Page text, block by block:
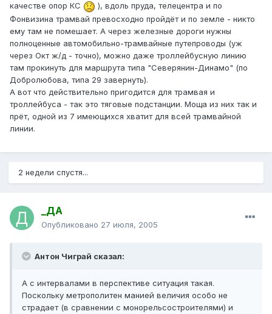
качестве опор КС
), вдоль пруда, телецентра и по
Фонвизина трамвай превосходно пройдёт и по земле - никто
ему там не помешает. А через железные дороги нужны
полноценные автомобильно-трамвайные путепроводы (уж
через Окт ж/д - точно), можно даже троллейбусную линию
там прокинуть для маршрута типа "Северянин-Динамо" (по
Добролюбова, типа 29 завернуть).
А вот что действительно пригодится для трамвая и
троллейбуса - так это тяговые подстанции. Моща из них так и
прёт, одной из 7 имеющихся хватит для всей трамвайной
линии.
2 недели спустя...
_ДА
Опубликовано 27 июля, 2005
Антон Чиграй сказал:
А с интервалами в перспективе ситуация такая.
Поскольку метрополитен манией величия особо не
страдает (в сравнении с монорельсостроителями) и